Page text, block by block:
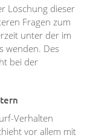
Löschung dieser
Fragen zum
unter der im
wenden. Des
bei der
Verhalten
vor allem mit